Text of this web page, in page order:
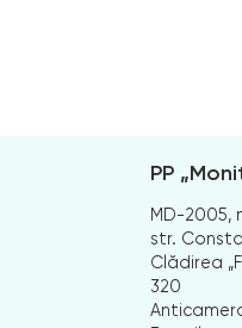
PP
MD-2005,
str.
Clădirea
320